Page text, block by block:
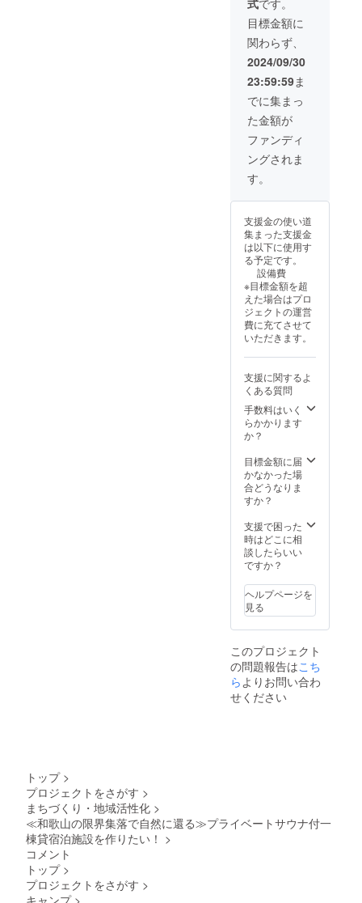
いたし
ます。
HPより
ご予約
の際、
に記入
をお願
いいた
しま
す。
HPより
ご予約
の際、
忘れず
に記入
をお願
いいた
しま
す。
(URL：
coming
soon)
い。 ・
現金へ
の交換
はでき
ませ
ん。 ・
有効期
間：
2024年
10月1
日〜
2027年
9月30日
割引
を発行
いたし
ます。
HPより
ご予約
の際、
忘れず
に記入
をお願
いいた
しま
(URL：
coming
soon)
どの木
製板を
予定 ・
注意事
項：支
援時、
必ず備
考欄に
希望さ
れる法
人名も
しくは
お名前
ム）を
くださ
い。
amにて
スポン
サー名
を記
載。 ま
た、一
棟貸切
宿泊権2
泊分を
ご提
供。 ・
掲載期
間：
日〜
9月30日
までの5
年間 ・
掲載方
法：文
字の
み、ロ
ゴ／バ
ナーの
掲載は
不可 ・
イズ：
5cmほ
どの木
製板を
予定 ・
時、必
ず備考
欄に希
望され
名もし
くはお
名前
（ニッ
ム）を
ご記入
くださ
い。
目標金額に
関わらず、
2024/09/30
23:59:59ま
でに集まっ
た金額が
ファンディ
ングされま
す。
支援金の使い道
集まった支援金
は以下に使用す
る予定です。
設備費
※目標金額を超
えた場合はプロ
ジェクトの運営
費に充てさせて
いただきます。
支援に関するよ
くある質問
手数料はいく
らかかります
か？
目標金額に届
かなかった場
合どうなりま
すか？
支援で困った
時はどこに相
談したらいい
ですか？
ヘルプページを
見る
このプロジェクト
の問題報告はこち
ら よりお問い合わ
せください
トップ >
プロジェクトをさがす >
まちづくり・地域活性化 >
≪和歌山の限界集落で自然に還る≫プライベートサウナ付一
棟貸宿泊施設を作りたい！ >
コメント
トップ >
プロジェクトをさがす >
キャンプ >